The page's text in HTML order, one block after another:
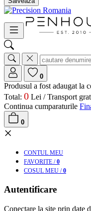
0
Produsul a fost adaugat la
Total: 0 Lei /Transport
Continua cumparaturile
0
×
CONTUL MEU
FAVORITE / 0
COSUL MEU / 0
Autentificare
Conectare la site prin date